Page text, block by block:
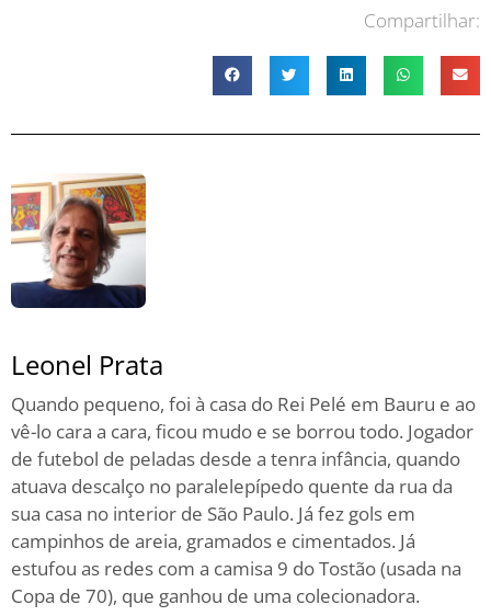
Compartilhar:
Leonel Prata
Quando pequeno, foi à casa do Rei Pelé em Bauru e ao
vê-lo cara a cara, ficou mudo e se borrou todo. Jogador
de futebol de peladas desde a tenra infância, quando
atuava descalço no paralelepípedo quente da rua da
sua casa no interior de São Paulo. Já fez gols em
campinhos de areia, gramados e cimentados. Já
estufou as redes com a camisa 9 do Tostão (usada na
Copa de 70), que ganhou de uma colecionadora.